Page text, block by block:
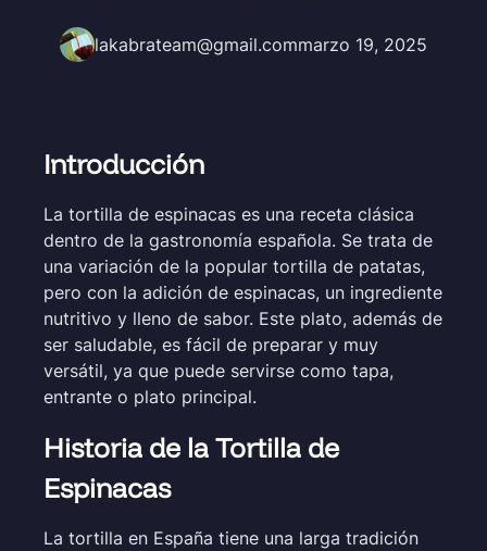
lakabrateam@gmail.commarzo 19, 2025
Introducción
La tortilla de espinacas es una receta clásica
dentro de la gastronomía española. Se trata de
una variación de la popular tortilla de patatas,
pero con la adición de espinacas, un ingrediente
nutritivo y lleno de sabor. Este plato, además de
ser saludable, es fácil de preparar y muy
versátil, ya que puede servirse como tapa,
entrante o plato principal.
Historia de la Tortilla de
Espinacas
La tortilla en España tiene una larga tradición